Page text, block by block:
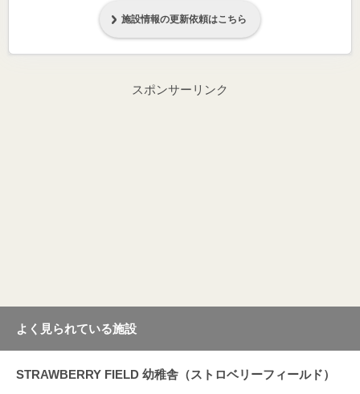
施設情報の更新依頼はこちら
スポンサーリンク
よく見られている施設
STRAWBERRY FIELD 幼稚舎（ストロベリーフィールド）